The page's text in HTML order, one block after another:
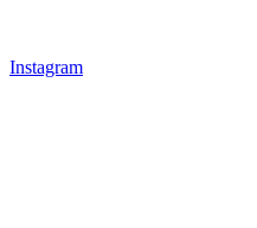
Instagram